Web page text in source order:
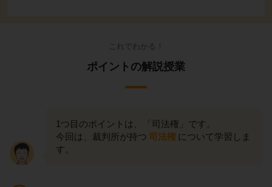
これでわかる！
ポイントの解説授業
1つ目のポイントは、「司法権」です。
今回は、裁判所が持つ 司法権 について学習しま
す。